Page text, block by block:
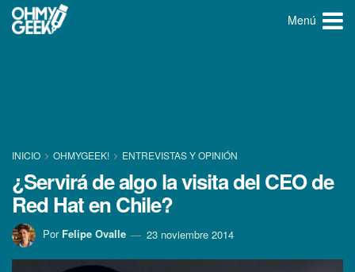
Menú
INICIO OHMYGEEK! ENTREVISTAS Y OPINIÓN
¿Servirá de algo la visita del CEO de
Red Hat en Chile?
Por Felipe Ovalle 23 noviembre 2014